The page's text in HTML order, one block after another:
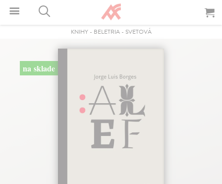
KNIHY- BELETRIA- SVETOVÁ
na sklade